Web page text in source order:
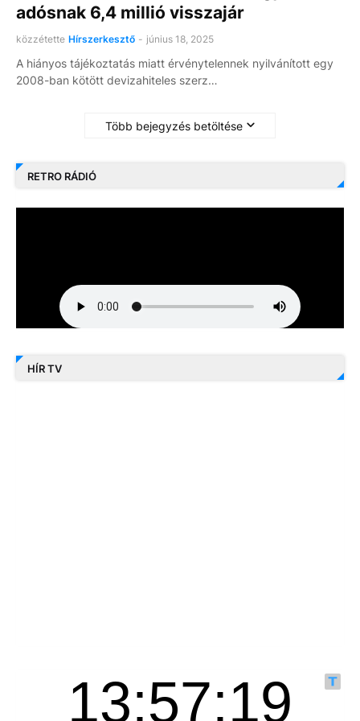
adósnak 6,4 millió visszajár
közzétette Hírszerkesztő - június 18, 2025
A hiányos tájékoztatás miatt érvénytelennek nyilvánított egy
2008-ban kötött devizahiteles szerz…
Több bejegyzés betöltése
RETRO RÁDIÓ
HÍR TV